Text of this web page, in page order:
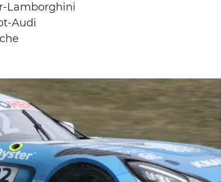
Lamborghini
Audi